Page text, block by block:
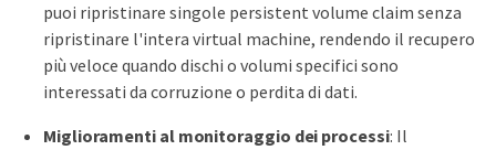
puoi ripristinare singole persistent volume claim senza
ripristinare l'intera virtual machine, rendendo il recupero
più veloce quando dischi o volumi specifici sono
interessati da corruzione o perdita di dati.
Miglioramenti al monitoraggio dei processi: Il